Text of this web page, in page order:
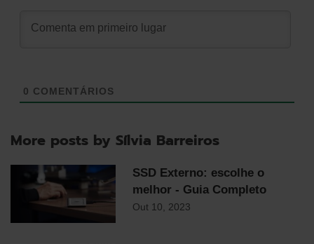
0 COMENTÁRIOS
More posts by Sílvia Barreiros
SSD Externo: escolhe o
melhor - Guia Completo
Out 10, 2023